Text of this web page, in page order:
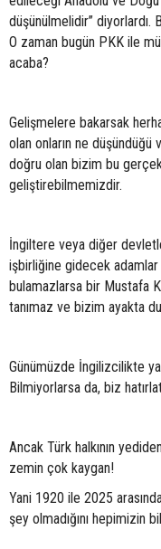
düşünülmelidir” diyorlardı.
O zaman bugün PKK ile
acaba?
Gelişmelere bakarsak
olan onların ne
doğru olan bizim bu
geliştirebilmemizdir.
İngiltere veya diğer
işbirliğine gidecek adamlar
bulamazlarsa bir Mustafa
tanımaz ve bizim ayakta
Günümüzde İngilizcilikte
Bilmiyorlarsa da, biz
Ancak Türk halkının
zemin çok kaygan!
Yani 1920 ile 2025
şey olmadığını hepimizin